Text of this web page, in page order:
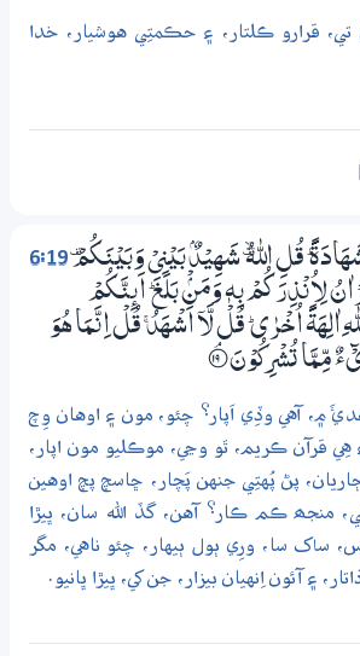
قرارو ڪلتار، ۽ حڪمتِي هوشيار، خدا
6:19
قُلِ اللّٰهُ ڐ شَهِيْدٌۢ بَيْنِيْ وَبَيْنَكُمْ
لِاُنْذِرَكُمْ بِهٖ وَمَنْۢ بَلَغَ ۭ اَىِٕنَّكُمْ
اٰلِهَةً اُخْرٰي ۭ قُلْ لَّآ اَشْهَدُ ۚ قُلْ اِنَّـمَا هُوَ
مِّـمَّا تُشْرِكُوْنَ ؀ۘ19
۾، آهي وڏِي اَپار؟ چئو، مون ۽ اوهان وِچ
هِي قرآن ڪريم، ٿو وڃي، موڪليو مون اپار،
پڻ پُهتِي جنهن پَچار، ڇاسچ پچ اوهين
منجھ ڪم ڪار؟ آهن، گڏ الله سان، ڀيڙا
ساک سا، ورِي ٻول ٻيهار، چئو ناهي، مگر
۽ آئون اِنهيان بيزار، جن کي، ڀيڙا ڀانيو.